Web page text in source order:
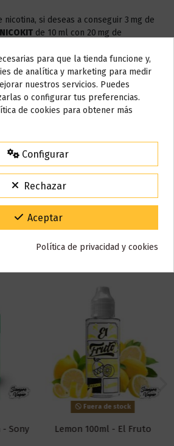
si deseas a conseguir 3 mg de
de 10 ml con 20 mg de
NICOKIT DE 3 MG
- Sony
Fuera de stock
Lemon 100ml - El Fruto
Do not show again.
AVISO IMPORTANTE
unos días
desde el
de descuento
la espera durante estos días.
VACACIONES15
paciencia y por seguir confiando en nosotros.
para que la tienda funcione y,
de analítica y marketing para medir
nuestros servicios. Puedes
o configurar tus preferencias.
de cookies para obtener más
Configurar
Rechazar
Aceptar
Política de privacidad y cookies